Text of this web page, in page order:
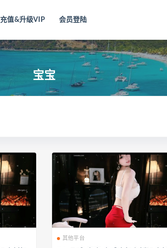
充值&升级VIP 会员登陆
宝宝
其他平台